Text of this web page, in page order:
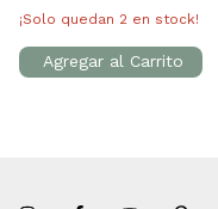
¡Solo quedan 2 en stock!